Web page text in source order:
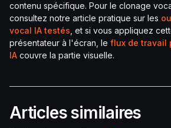
contenu spécifique. Pour le clonage
consultez notre article pratique sur les
vocal IA testés , et si vous appliquez
présentateur à l'écran, le flux de travail
IA couvre la partie visuelle.
Articles similaires